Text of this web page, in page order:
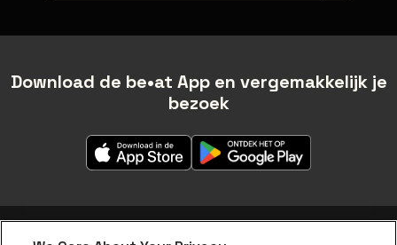
Download de be•at App en vergemakkelijk je
bezoek